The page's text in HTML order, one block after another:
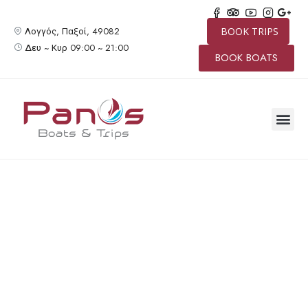
Λογγός, Παξοί, 49082
Δευ ~ Κυρ 09:00 ~ 21:00
BOOK TRIPS
BOOK BOATS